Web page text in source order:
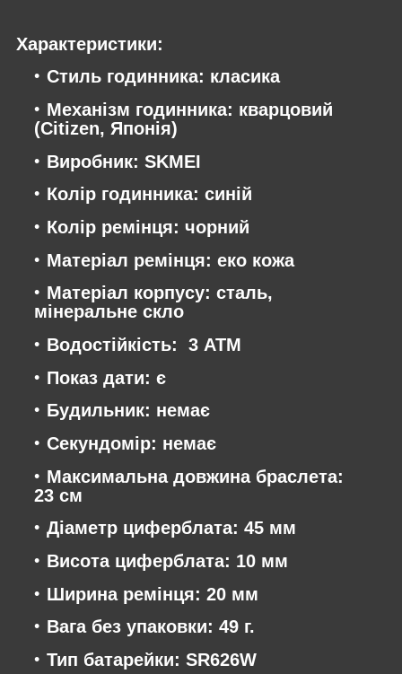
Характеристики:
Стиль годинника: класика
Механізм годинника: кварцовий
(Citizen, Японія)
Виробник: SKMEI
Колір годинника: синій
Колір ремінця: чорний
Матеріал ремінця: еко кожа
Матеріал корпусу: сталь,
мінеральне скло
Водостійкість: 3 АТМ
Показ дати: є
Будильник: немає
Секундомір: немає
Максимальна довжина браслета:
23 см
Діаметр циферблата: 45 мм
Висота циферблата: 10 мм
Ширина ремінця: 20 мм
Вага без упаковки: 49 г.
Тип батарейки: SR626W